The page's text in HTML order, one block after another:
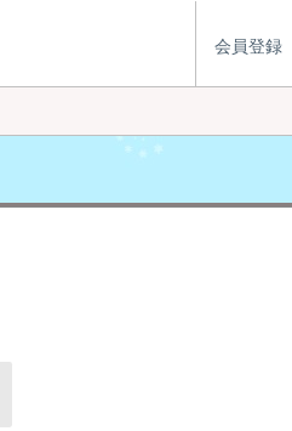
会員登録